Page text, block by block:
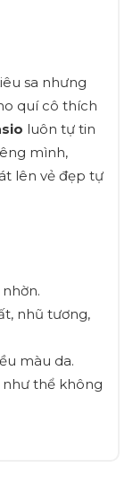
sa nhưng
quí cô thích
luôn tự tin
mình,
lên vẻ đẹp tự
nhũ tương,
màu da.
thể không